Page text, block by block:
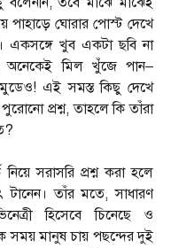
পাহাড়ে ঘোরার পোস্ট দেখে
একসঙ্গে খুব একটা ছবি না
অনেকেই মিল খুঁজে পান–
এই সমস্ত কিছু দেখে
প্রশ্ন, তাহলে কি তাঁরা
সরাসরি প্রশ্ন করা হলে
টানেন। তাঁর মতে, সাধারণ
হিসেবে চিনেছে ও
সময় মানুষ চায় পছন্দের দুই